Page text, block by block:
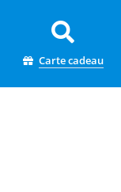
Carte cadeau